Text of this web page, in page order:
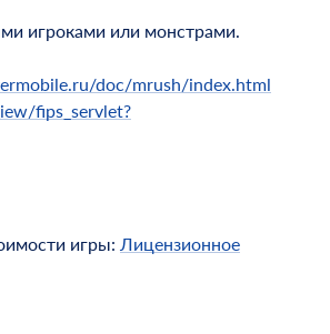
игроками или монстрами.
doc/mrush/index.html
fips_servlet?
игры: Лицензионное